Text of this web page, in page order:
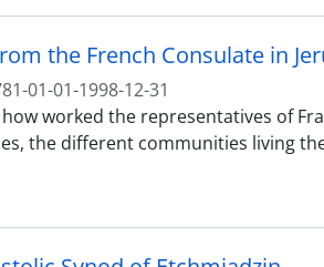
the French Consulate in
01-01-1998-12-31
worked the representatives of
the different communities living